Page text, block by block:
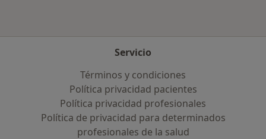
Servicio
Términos y condiciones
Política privacidad pacientes
Política privacidad profesionales
Política de privacidad para determinados
profesionales de la salud